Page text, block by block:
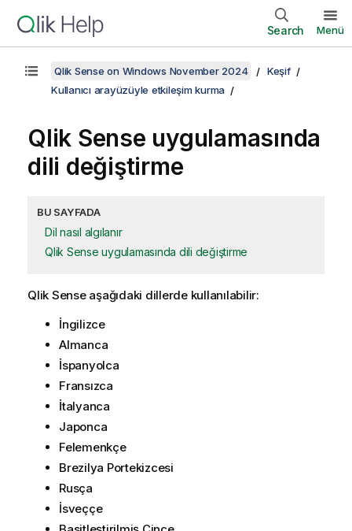
Search Menü
Qlik Sense on Windows November 2024
Keşif
Kullanıcı arayüzüyle etkileşim kurma
Qlik Sense uygulamasında
dili değiştirme
BU SAYFADA
Dil nasıl algılanır
Qlik Sense uygulamasında dili değiştirme
Qlik Senseaşağıdaki dillerde kullanılabilir:
İngilizce
Almanca
İspanyolca
Fransızca
İtalyanca
Japonca
Felemenkçe
Brezilya Portekizcesi
Rusça
İsveççe